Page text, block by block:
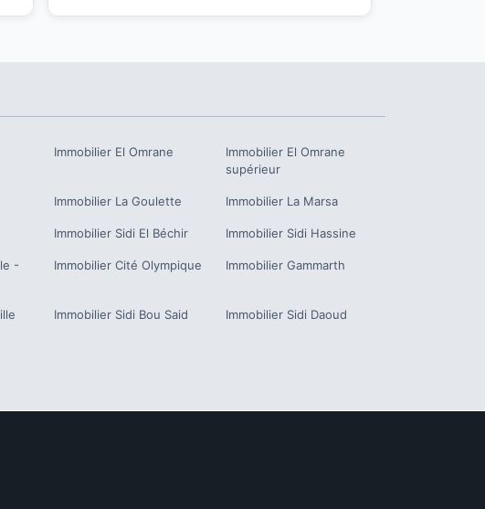
Immobilier El Omrane Immobilier El Omrane
supérieur
Immobilier La Goulette Immobilier La Marsa
Immobilier Sidi El Béchir Immobilier Sidi Hassine
-
Immobilier Cité Olympique Immobilier Gammarth
Immobilier Sidi Bou Said Immobilier Sidi Daoud